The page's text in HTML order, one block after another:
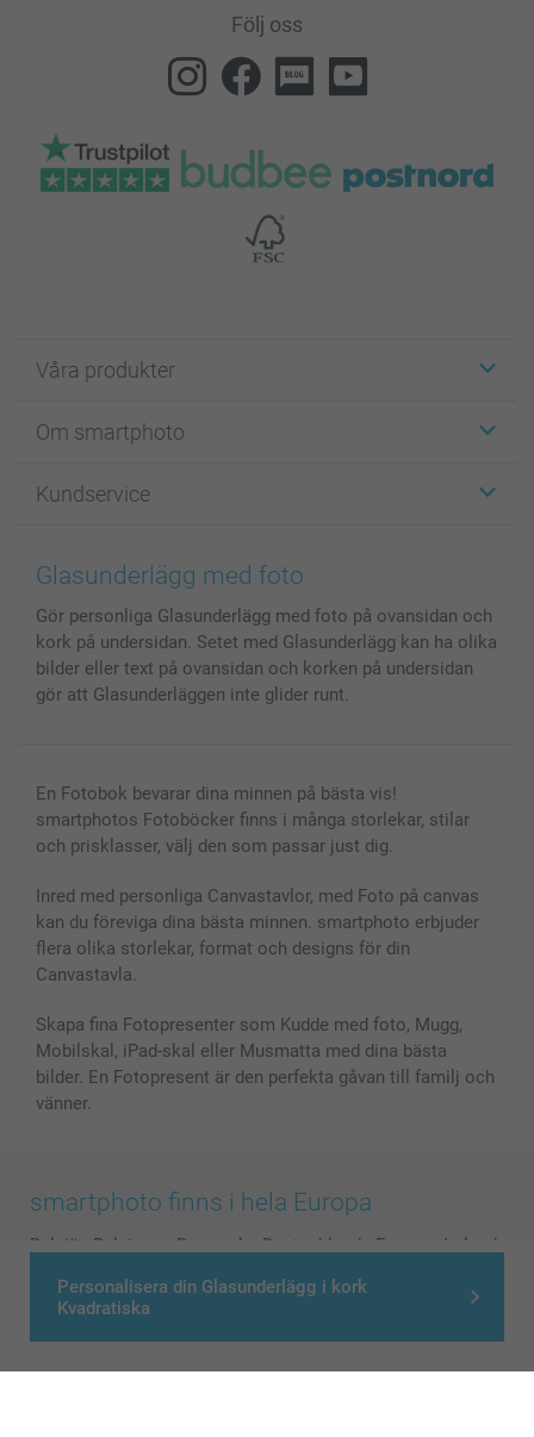
Personalisera din Glasunderlägg i kork
Kvadratiska
Följ oss
Våra produkter
Fotokort
Fotoböcker
Bilder, Fotoförstoring & Fotohäften
Skal till Mobil & Surfplatta
MyNameBook
Fotoalmanackor & Fotoagenda
Fotoramar & Tillbehör
Om smartphoto
För affiliates
Cookie Policy
Villkor och garantier
Investor Relations
Kundservice
smartgaranti
Priser & betalning
Status på beställningar
Glasunderlägg med foto
Gör personliga Glasunderlägg med foto på ovansidan och
kork på undersidan. Setet med Glasunderlägg kan ha olika
bilder eller text på ovansidan och korken på undersidan
gör att Glasunderläggen inte glider runt.
En Fotobok bevarar dina minnen på bästa vis!
smartphotos Fotoböcker finns i många storlekar, stilar
och prisklasser, välj den som passar just dig.
Inred med personliga Canvastavlor, med Foto på canvas
kan du föreviga dina bästa minnen. smartphoto erbjuder
flera olika storlekar, format och designs för din
Canvastavla.
Skapa fina Fotopresenter som Kudde med foto, Mugg,
Mobilskal, iPad-skal eller Musmatta med dina bästa
bilder. En Fotopresent är den perfekta gåvan till familj och
vänner.
smartphoto finns i hela Europa
België Belgique Danmark Deutschland France
Ireland
Nederland - Norge Österreich - Schweiz
Switzerland - Suomi